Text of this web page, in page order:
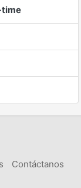
time
Contáctanos